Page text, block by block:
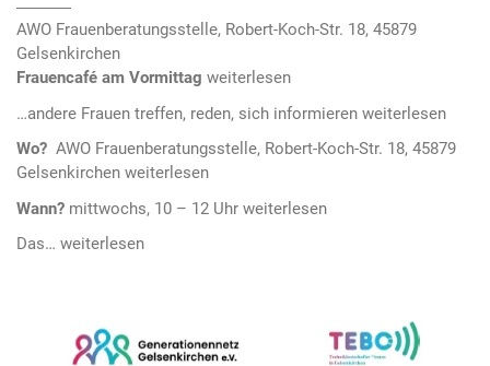
AWO Frauenberatungsstelle, Robert-Koch-Str. 18, 45879
Gelsenkirchen
Frauencafé am Vormittag
…andere Frauen treffen, reden, sich informieren
Wo? AWO Frauenberatungsstelle, Robert-Koch-Str. 18, 45879
Gelsenkirchen
Wann? mittwochs, 10 – 12 Uhr
Das…